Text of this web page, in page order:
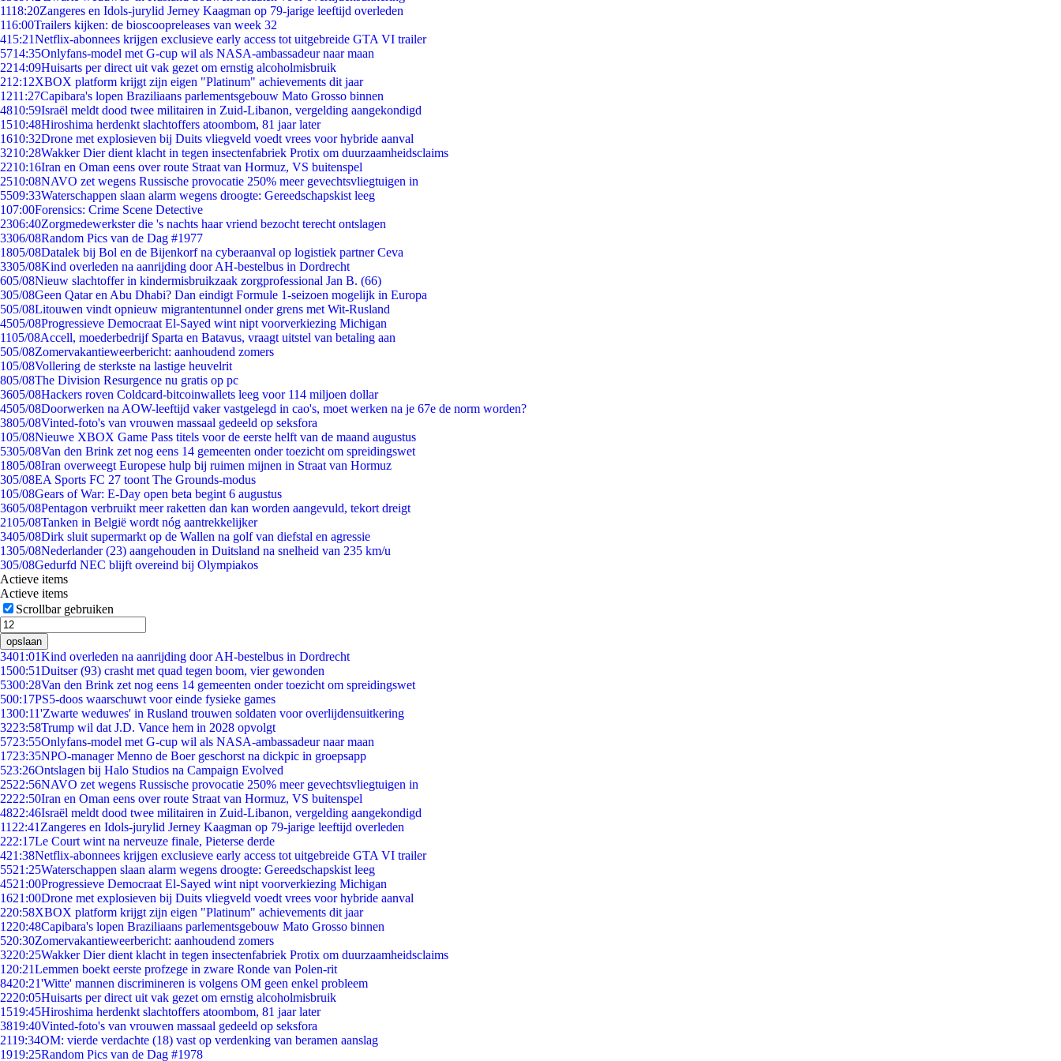
1118:20Zangeres en Idols-jurylid Jerney Kaagman op 79-jarige leeftijd overleden
116:00Trailers kijken: de bioscoopreleases van week 32
415:21Netflix-abonnees krijgen exclusieve early access tot uitgebreide GTA VI trailer
5714:35Onlyfans-model met G-cup wil als NASA-ambassadeur naar maan
2214:09Huisarts per direct uit vak gezet om ernstig alcoholmisbruik
212:12XBOX platform krijgt zijn eigen "Platinum" achievements dit jaar
1211:27Capibara's lopen Braziliaans parlementsgebouw Mato Grosso binnen
4810:59Israël meldt dood twee militairen in Zuid-Libanon, vergelding aangekondigd
1510:48Hiroshima herdenkt slachtoffers atoombom, 81 jaar later
1610:32Drone met explosieven bij Duits vliegveld voedt vrees voor hybride aanval
3210:28Wakker Dier dient klacht in tegen insectenfabriek Protix om duurzaamheidsclaims
2210:16Iran en Oman eens over route Straat van Hormuz, VS buitenspel
2510:08NAVO zet wegens Russische provocatie 250% meer gevechtsvliegtuigen in
5509:33Waterschappen slaan alarm wegens droogte: Gereedschapskist leeg
107:00Forensics: Crime Scene Detective
2306:40Zorgmedewerkster die 's nachts haar vriend bezocht terecht ontslagen
3306/08Random Pics van de Dag #1977
1805/08Datalek bij Bol en de Bijenkorf na cyberaanval op logistiek partner Ceva
3305/08Kind overleden na aanrijding door AH-bestelbus in Dordrecht
605/08Nieuw slachtoffer in kindermisbruikzaak zorgprofessional Jan B. (66)
305/08Geen Qatar en Abu Dhabi? Dan eindigt Formule 1-seizoen mogelijk in Europa
505/08Litouwen vindt opnieuw migrantentunnel onder grens met Wit-Rusland
4505/08Progressieve Democraat El-Sayed wint nipt voorverkiezing Michigan
1105/08Accell, moederbedrijf Sparta en Batavus, vraagt uitstel van betaling aan
505/08Zomervakantieweerbericht: aanhoudend zomers
105/08Vollering de sterkste na lastige heuvelrit
805/08The Division Resurgence nu gratis op pc
3605/08Hackers roven Coldcard-bitcoinwallets leeg voor 114 miljoen dollar
4505/08Doorwerken na AOW-leeftijd vaker vastgelegd in cao's, moet werken na je 67e de norm worden?
3805/08Vinted-foto's van vrouwen massaal gedeeld op seksfora
105/08Nieuwe XBOX Game Pass titels voor de eerste helft van de maand augustus
5305/08Van den Brink zet nog eens 14 gemeenten onder toezicht om spreidingswet
1805/08Iran overweegt Europese hulp bij ruimen mijnen in Straat van Hormuz
305/08EA Sports FC 27 toont The Grounds-modus
105/08Gears of War: E-Day open beta begint 6 augustus
3605/08Pentagon verbruikt meer raketten dan kan worden aangevuld, tekort dreigt
2105/08Tanken in België wordt nóg aantrekkelijker
3405/08Dirk sluit supermarkt op de Wallen na golf van diefstal en agressie
1305/08Nederlander (23) aangehouden in Duitsland na snelheid van 235 km/u
305/08Gedurfd NEC blijft overeind bij Olympiakos
Actieve items
Actieve items
Scrollbar gebruiken
opslaan
3401:01Kind overleden na aanrijding door AH-bestelbus in Dordrecht
1500:51Duitser (93) crasht met quad tegen boom, vier gewonden
5300:28Van den Brink zet nog eens 14 gemeenten onder toezicht om spreidingswet
500:17PS5-doos waarschuwt voor einde fysieke games
1300:11'Zwarte weduwes' in Rusland trouwen soldaten voor overlijdensuitkering
3223:58Trump wil dat J.D. Vance hem in 2028 opvolgt
5723:55Onlyfans-model met G-cup wil als NASA-ambassadeur naar maan
1723:35NPO-manager Menno de Boer geschorst na dickpic in groepsapp
523:26Ontslagen bij Halo Studios na Campaign Evolved
2522:56NAVO zet wegens Russische provocatie 250% meer gevechtsvliegtuigen in
2222:50Iran en Oman eens over route Straat van Hormuz, VS buitenspel
4822:46Israël meldt dood twee militairen in Zuid-Libanon, vergelding aangekondigd
11 22:41 Zangeres en Idols-jurylid Jerney Kaagman op 79-jarige leeftijd overleden
222:17Le Court wint na nerveuze finale, Pieterse derde
421:38Netflix-abonnees krijgen exclusieve early access tot uitgebreide GTA VI trailer
5521:25Waterschappen slaan alarm wegens droogte: Gereedschapskist leeg
4521:00Progressieve Democraat El-Sayed wint nipt voorverkiezing Michigan
1621:00Drone met explosieven bij Duits vliegveld voedt vrees voor hybride aanval
220:58XBOX platform krijgt zijn eigen "Platinum" achievements dit jaar
1220:48Capibara's lopen Braziliaans parlementsgebouw Mato Grosso binnen
520:30Zomervakantieweerbericht: aanhoudend zomers
3220:25Wakker Dier dient klacht in tegen insectenfabriek Protix om duurzaamheidsclaims
1 20:21Lemmen boekt eerste profzege in zware Ronde van Polen-rit
8420:21'Witte' mannen discrimineren is volgens OM geen enkel probleem
2220:05Huisarts per direct uit vak gezet om ernstig alcoholmisbruik
1519:45Hiroshima herdenkt slachtoffers atoombom, 81 jaar later
3819:40Vinted-foto's van vrouwen massaal gedeeld op seksfora
2119:34OM: vierde verdachte (18) vast op verdenking van beramen aanslag
1919:25Random Pics van de Dag #1978